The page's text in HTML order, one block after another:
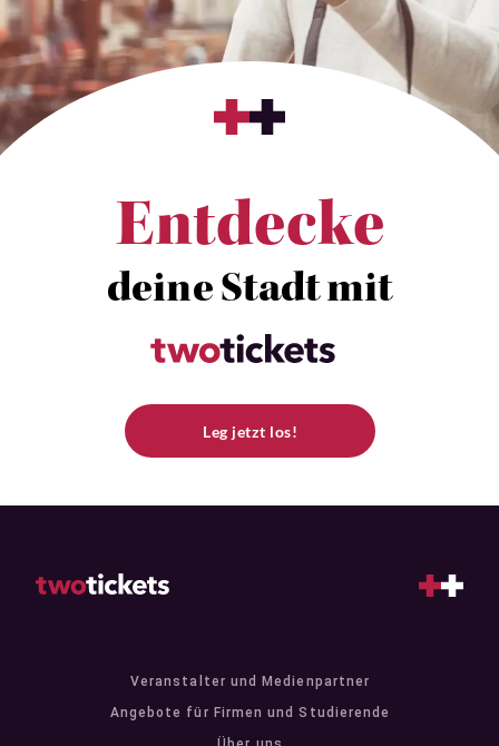
Entdecke
deine Stadt mit
Leg jetzt los!
Veranstalter und Medienpartner
Angebote für Firmen und Studierende